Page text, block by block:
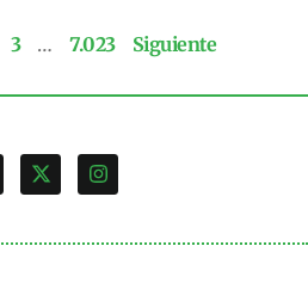
3 … 7.023 Siguiente